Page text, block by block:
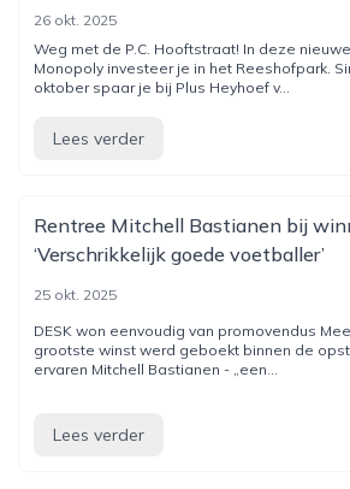
26 okt. 2025
Weg met de P.C. Hooftstraat! In deze
Monopoly investeer je in het Reeshofpark.
oktober spaar je bij Plus Heyhoef v...
Lees verder
Rentree Mitchell Bastianen bij
‘Verschrikkelijk goede voetballer’
25 okt. 2025
DESK won eenvoudig van promovendus
grootste winst werd geboekt binnen de
ervaren Mitchell Bastianen - „een...
Lees verder